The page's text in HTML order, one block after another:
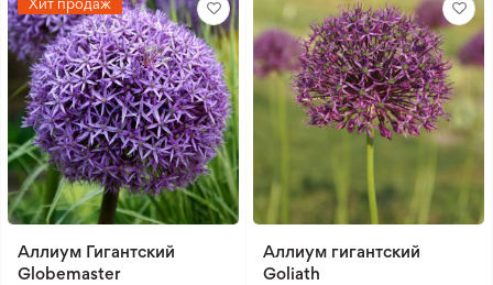
Аллиум Гигантский
Globemaster
Аллиум гигантский
Goliath